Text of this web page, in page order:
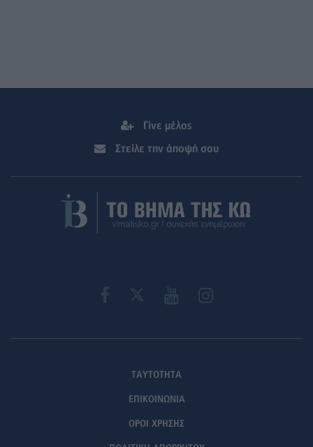
Γίνε μέλος
Στείλε την άποψή σου
ΤΑΥΤΟΤΗΤΑ
ΕΠΙΚΟΙΝΩΝΙΑ
ΟΡΟΙ ΧΡΗΣΗΣ